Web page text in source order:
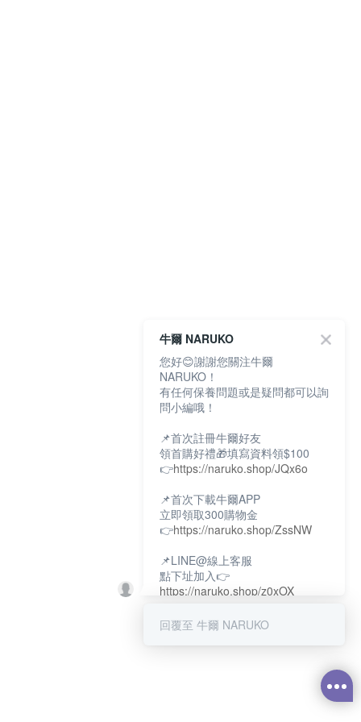
牛爾 NARUKO
您好😊謝謝您關注牛爾
NARUKO！
有任何保養問題或是疑問都可以詢
問小編哦！
📌首次註冊牛爾好友
領首購好禮🎁填寫資料領$100
👉https://naruko.shop/JQx6o
📌首次下載牛爾APP
立即領取300購物金
👉https://naruko.shop/ZssNW
📌LINE@線上客服
點下址加入👉
https://naruko.shop/z0xOX
📌電話客服：02-26581707
回覆至 牛爾 NARUKO